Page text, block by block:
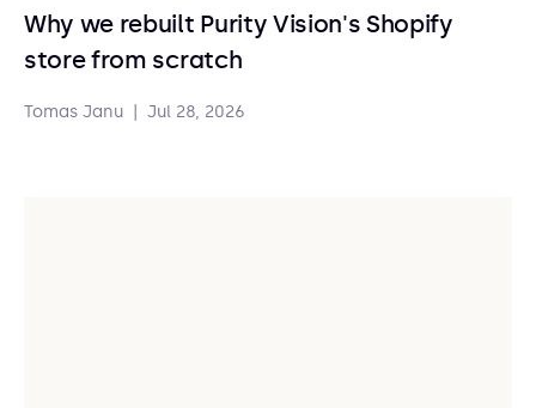
Why we rebuilt Purity Vision's Shopify
store from scratch
Tomas Janu Jul 28, 2026